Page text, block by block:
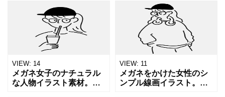
子）シンプルで主張しす
ぎないデザインなので、
余白を活かしたレイアウ
トやミニ
画・メガネ）スマホを見
る仕草や自然な表情を、
ラフで親しみやすいタッ
チで表現しています。
VIEW: 14
メガネ女子のナチュラル
な人物イラスト素材。
VIEW: 11
メガネをかけた女性のシ
ンプル線画イラスト。